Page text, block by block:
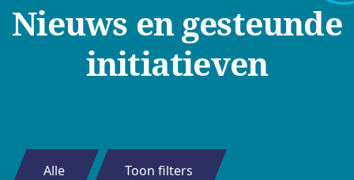
Nieuws en gesteunde
initiatieven
Alle Toon filters